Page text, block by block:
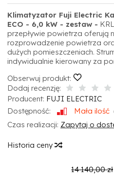
Klimatyzator Fuji Electric
ECO - 6,0 kW - zestaw -
przepływie powietrza oferują
rozprowadzenie powietrza
dużych pomieszczeniach.
indywidualnie kierowany za
Obserwuj produkt:
Dodaj recenzję:
Producent: FUJI ELECTRIC
Dostępność:
Mała ilość
Czas realizacji: Zapytaj o
Historia ceny
14 140,00 zł